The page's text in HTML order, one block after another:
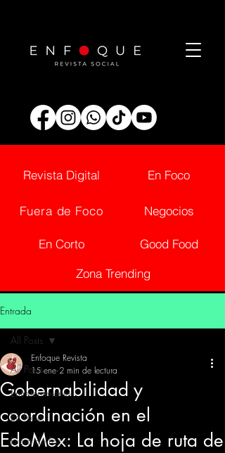
Revista Digital
Fuera de Foco
En Corto
En Foco
Negocios
Good Food
Zona Trending
Entrada
All Posts
Entretenimiento
En Foco
Fuera de Foco
All Posts
Gobernabilidad y
coordinación en el
EdoMex: La hoja de ruta de
Enfoque Revista
15 ene 2 min de lectura